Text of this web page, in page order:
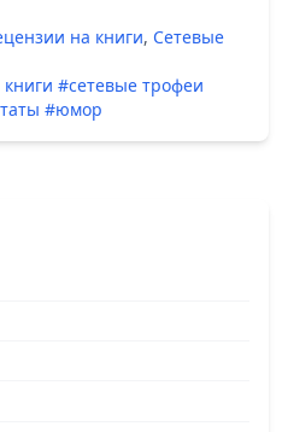
на книги, Сетевые
#сетевые трофеи
#юмор